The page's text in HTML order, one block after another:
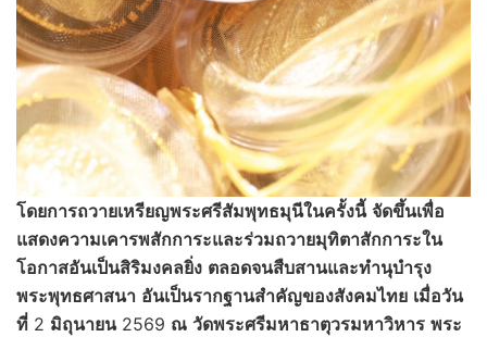
โดยการถวายเหรียญพระศรีสัมพุทธมุนีในครั้งนี้ จัดขึ้นเพื่อ
แสดงความเคารพสักการะและร่วมถวายมุทิตาสักการะใน
โอกาสอันเป็นสิริมงคลยิ่ง ตลอดจนสืบสานและทำนุบำรุง
พระพุทธศาสนา อันเป็นรากฐานสำคัญของสังคมไทย เมื่อวัน
ที่ 2 มิถุนายน2569 ณ วัดพระศรีมหาธาตุวรมหาวิหาร พระ